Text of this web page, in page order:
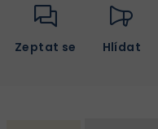
Zeptat se Hlídat